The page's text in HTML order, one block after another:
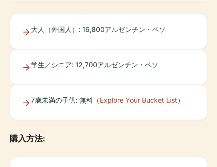
大人（外国人）: 16,800アルゼンチン・ペソ
学生／シニア: 12,700アルゼンチン・ペソ
7歳未満の子供: 無料（Explore Your Bucket List）
購入方法: